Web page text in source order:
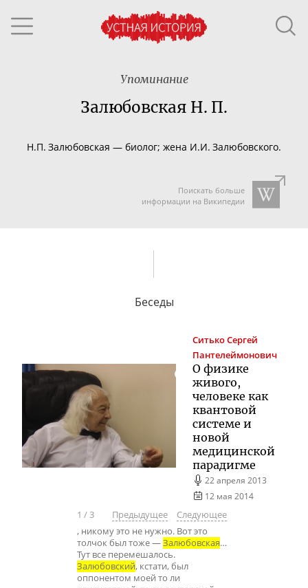
Упоминание
Залюбовская Н. П.
Н.П. Залюбовская — биолог; жена И.И. Залюбовского.
Поискать больше
информации на Википедии
Беседы
СитькоСергей
Пантелеймонович
О физике
живого,
человеке как
квантовой
системе и
новой
медицинской
парадигме
22 апреля 2013
12 мая 2014
1 /3 Предыдущее
Следующее
, никому это не нужно. Вот это
толчок был тоже —Залюбовская…
Тут все перемешалось.
Залюбовский, кстати, был
оппонентом моей то ли